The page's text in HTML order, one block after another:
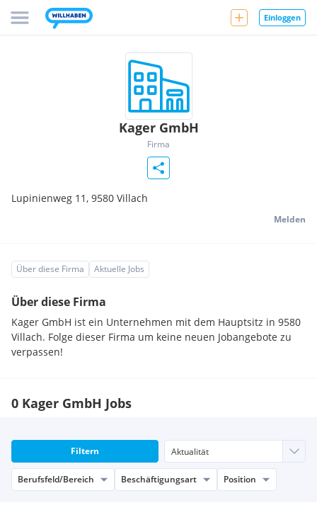
Einloggen
Kager GmbH
Firma
Lupinienweg 11, 9580 Villach
Melden
Über diese Firma Aktuelle Jobs
Über diese Firma
Kager GmbH ist ein Unternehmen mit dem Hauptsitz in 9580
Villach. Folge dieser Firma um keine neuen Jobangebote zu
verpassen!
0 Kager GmbH Jobs
Filtern
Berufsfeld/Bereich Beschäftigungsart Position